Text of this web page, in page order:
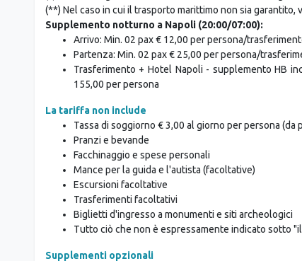
(*) Escursioni garantite - con autista o assistenza in inglese
(**) Nel caso in cui il trasporto marittimo non sia garantito,
Supplemento notturno a Napoli (20:00/07:00):
Arrivo: Min. 02 pax € 12,00 per persona/
Partenza: Min. 02 pax € 25,00 per persona/
Trasferimento + Hotel Napoli - supplemento HB
155,00 per persona
La tariffa non include
Tassa di soggiorno € 3,00 al giorno per persona (da
Pranzi e bevande
Facchinaggio e spese personali
Mance per la guida e l'autista (facoltative)
Escursioni facoltative
Trasferimenti facoltativi
Biglietti d'ingresso a monumenti e siti archeologici
Tutto ciò che non è espressamente indicato sotto "il